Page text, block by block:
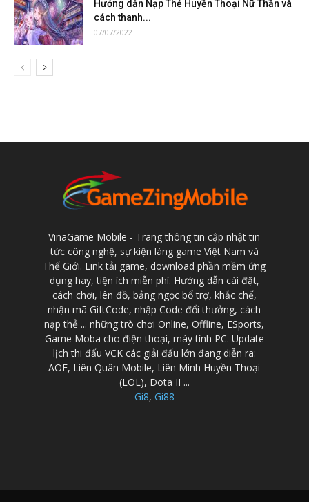
Hướng dẫn Nạp Thẻ Huyền Thoại Nữ Thần và
cách thanh...
07/07/2022
VinaGame Mobile - Trang thông tin cập nhật tin
tức công nghệ, sự kiện làng game Việt Nam và
Thế Giới. Link tải game, download phần mềm ứng
dụng hay, tiện ích miễn phí. Hướng dẫn cài đặt,
cách chơi, lên đồ, bảng ngọc bổ trợ, khắc chế,
nhận mã GiftCode, nhập Code đổi thưởng, cách
nạp thẻ ... những trò chơi Online, Offline, ESports,
Game Moba cho điện thoại, máy tính PC. Update
lịch thi đấu VCK các giải đấu lớn đang diễn ra:
AOE, Liên Quân Mobile, Liên Minh Huyền Thoại
(LOL), Dota II ...
Gi8, Gi88